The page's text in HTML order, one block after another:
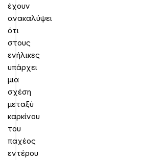
έχουν
ανακαλύψει
ότι
στους
ενήλικες
υπάρχει
μια
σχέση
μεταξύ
καρκίνου
του
παχέος
εντέρου